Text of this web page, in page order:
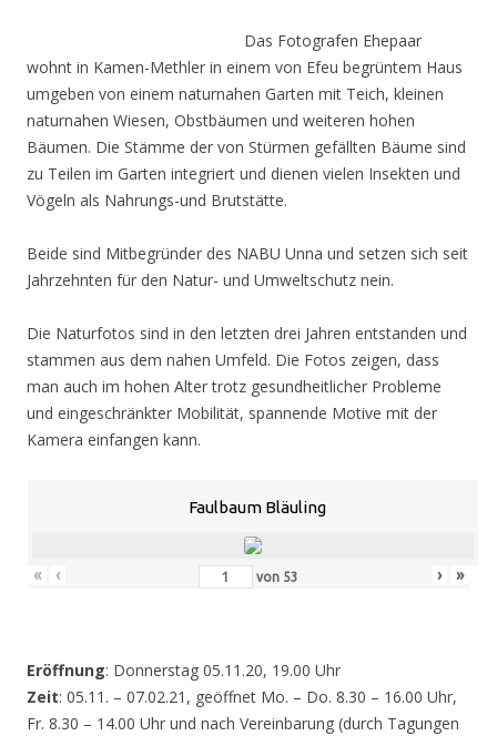
Das Fotografen Ehepaar
wohnt in Kamen-Methler in einem von Efeu begrüntem Haus
umgeben von einem naturnahen Garten mit Teich, kleinen
naturnahen Wiesen, Obstbäumen und weiteren hohen
Bäumen. Die Stämme der von Stürmen gefällten Bäume sind
zu Teilen im Garten integriert und dienen vielen Insekten und
Vögeln als Nahrungs-und Brutstätte.
Beide sind Mitbegründer des NABU Unna und setzen sich seit
Jahrzehnten für den Natur- und Umweltschutz nein.
Die Naturfotos sind in den letzten drei Jahren entstanden und
stammen aus dem nahen Umfeld. Die Fotos zeigen, dass
man auch im hohen Alter trotz gesundheitlicher Probleme
und eingeschränkter Mobilität, spannende Motive mit der
Kamera einfangen kann.
Faulbaum Bläuling
« ‹ von 53 › »
Eröffnung: Donnerstag 05.11.20, 19.00 Uhr
Zeit: 05.11. – 07.02.21, geöffnet Mo. – Do. 8.30 – 16.00 Uhr,
Fr. 8.30 – 14.00 Uhr und nach Vereinbarung (durch Tagungen